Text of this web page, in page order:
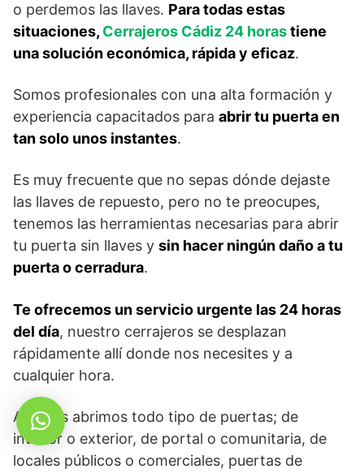
o perdemos las llaves. Para todas estas
situaciones, Cerrajeros Cádiz 24 horastiene
una solución económica, rápida y eficaz.
Somos profesionales con una alta formación y
experiencia capacitados para abrir tu puerta en
tan solo unos instantes.
Es muy frecuente que no sepas dónde dejaste
las llaves de repuesto, pero no te preocupes,
tenemos las herramientas necesarias para abrir
tu puerta sin llaves y sin hacer ningún daño a tu
puerta o cerradura.
Te ofrecemos un servicio urgente las 24 horas
del día, nuestro cerrajeros se desplazan
rápidamente allí donde nos necesites y a
cualquier hora.
Además abrimos todo tipo de puertas; de
interior o exterior, de portal o comunitaria, de
locales públicos o comerciales, puertas de